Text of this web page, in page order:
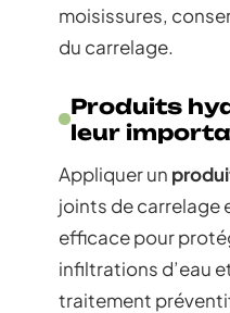
moisissures,
du carrelage.
Produits
leur
Appliquer un
joints de carrelage
efficace pour
infiltrations d’eau
traitement